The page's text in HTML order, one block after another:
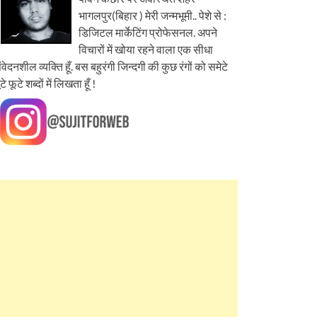
भागलपुर(बिहार ) मेरी जन्मभूमी.. पेशे से :
डिजिटल मार्केटिंग प्रोफेसनल. अपने
विचारों में खोया रहने वाला एक सीधा
व्यक्ति हूँ. बस बहुरंगी जिन्दगी की कुछ रंगों को समेटे
फूटे शब्दों में लिखता हूँ !